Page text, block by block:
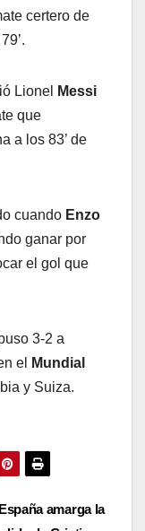
certero de
Lionel
Messi
que
a los 83’ de
cuando Enzo
ganar por
el gol que
3-2 a
el
Mundial
y Suiza.
España amarga la